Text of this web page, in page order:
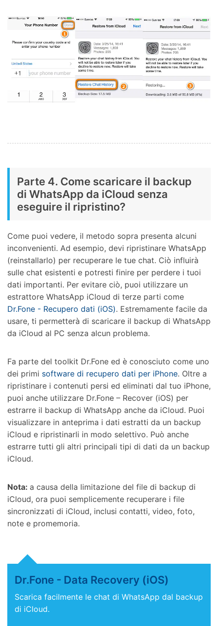
Parte 4. Come scaricare il backup
di WhatsApp da iCloud senza
eseguire il ripristino?
Come puoi vedere, il metodo sopra presenta alcuni
inconvenienti. Ad esempio, devi ripristinare WhatsApp
(reinstallarlo) per recuperare le tue chat. Ciò influirà
sulle chat esistenti e potresti finire per perdere i tuoi
dati importanti. Per evitare ciò, puoi utilizzare un
estrattore WhatsApp iCloud di terze parti come
Dr.Fone - Recupero dati (iOS). Estremamente facile da
usare, ti permetterà di scaricare il backup di WhatsApp
da iCloud al PC senza alcun problema.
Fa parte del toolkit Dr.Fone ed è conosciuto come uno
dei primi software di recupero dati per iPhone. Oltre a
ripristinare i contenuti persi ed eliminati dal tuo iPhone,
puoi anche utilizzare Dr.Fone – Recover (iOS) per
estrarre il backup di WhatsApp anche da iCloud. Puoi
visualizzare in anteprima i dati estratti da un backup
iCloud e ripristinarli in modo selettivo. Può anche
estrarre tutti gli altri principali tipi di dati da un backup
iCloud.
Nota: a causa della limitazione del file di backup di
iCloud, ora puoi semplicemente recuperare i file
sincronizzati di iCloud, inclusi contatti, video, foto,
note e promemoria.
Dr.Fone - Data Recovery (iOS)
Scarica facilmente le chat di WhatsApp dal backup
di iCloud.